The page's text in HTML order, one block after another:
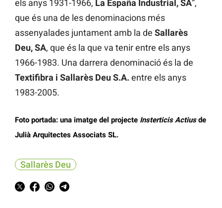
els anys 1931-1966, La España Industrial, SA”,
que és una de les denominacions més
assenyalades juntament amb la de Sallarès
Deu, SA, que és la que va tenir entre els anys
1966-1983. Una darrera denominació és la de
Textifibra i Sallarès Deu S.A. entre els anys
1983-2005.
Foto portada: una imatge del projecte Insterticis Actiusde
Julià Arquitectes Associats SL.
Sallarès Deu